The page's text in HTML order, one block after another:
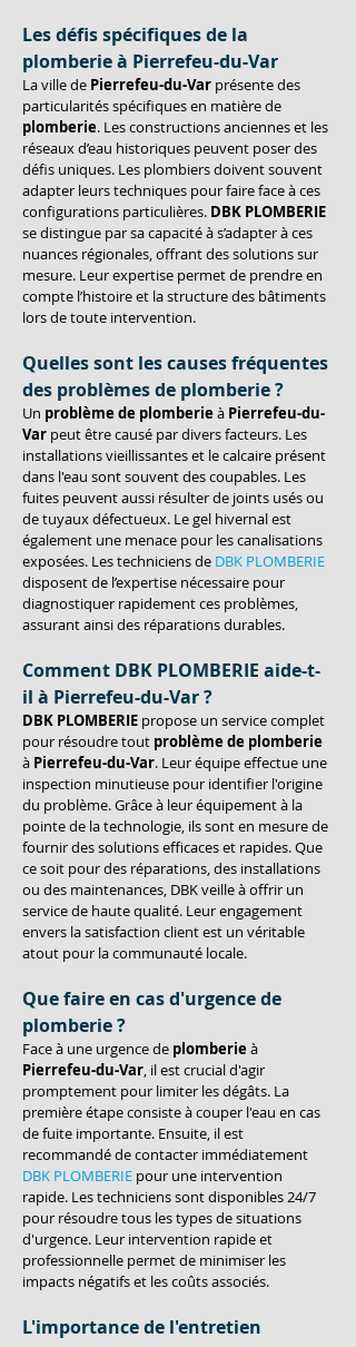
Les défis spécifiques de la
plomberie à Pierrefeu-du-Var
La ville de Pierrefeu-du-Var présente des
particularités spécifiques en matière de
plomberie. Les constructions anciennes et les
réseaux d’eau historiques peuvent poser des
défis uniques. Les plombiers doivent souvent
adapter leurs techniques pour faire face à ces
configurations particulières. DBK PLOMBERIE
se distingue par sa capacité à s’adapter à ces
nuances régionales, offrant des solutions sur
mesure. Leur expertise permet de prendre en
compte l’histoire et la structure des bâtiments
lors de toute intervention.
Quelles sont les causes fréquentes
des problèmes de plomberie ?
Un problème de plomberie à Pierrefeu-du-
Var peut être causé par divers facteurs. Les
installations vieillissantes et le calcaire présent
dans l'eau sont souvent des coupables. Les
fuites peuvent aussi résulter de joints usés ou
de tuyaux défectueux. Le gel hivernal est
également une menace pour les canalisations
exposées. Les techniciens de DBK PLOMBERIE
disposent de l’expertise nécessaire pour
diagnostiquer rapidement ces problèmes,
assurant ainsi des réparations durables.
Comment DBK PLOMBERIE aide-t-
il à Pierrefeu-du-Var ?
DBK PLOMBERIE propose un service complet
pour résoudre tout problème de plomberie
à Pierrefeu-du-Var. Leur équipe effectue une
inspection minutieuse pour identifier l'origine
du problème. Grâce à leur équipement à la
pointe de la technologie, ils sont en mesure de
fournir des solutions efficaces et rapides. Que
ce soit pour des réparations, des installations
ou des maintenances, DBK veille à offrir un
service de haute qualité. Leur engagement
envers la satisfaction client est un véritable
atout pour la communauté locale.
Que faire en cas d'urgence de
plomberie ?
Face à une urgence de plomberie à
Pierrefeu-du-Var, il est crucial d'agir
promptement pour limiter les dégâts. La
première étape consiste à couper l'eau en cas
de fuite importante. Ensuite, il est
recommandé de contacter immédiatement
DBK PLOMBERIE pour une intervention
rapide. Les techniciens sont disponibles 24/7
pour résoudre tous les types de situations
d'urgence. Leur intervention rapide et
professionnelle permet de minimiser les
impacts négatifs et les coûts associés.
L'importance de l'entretien